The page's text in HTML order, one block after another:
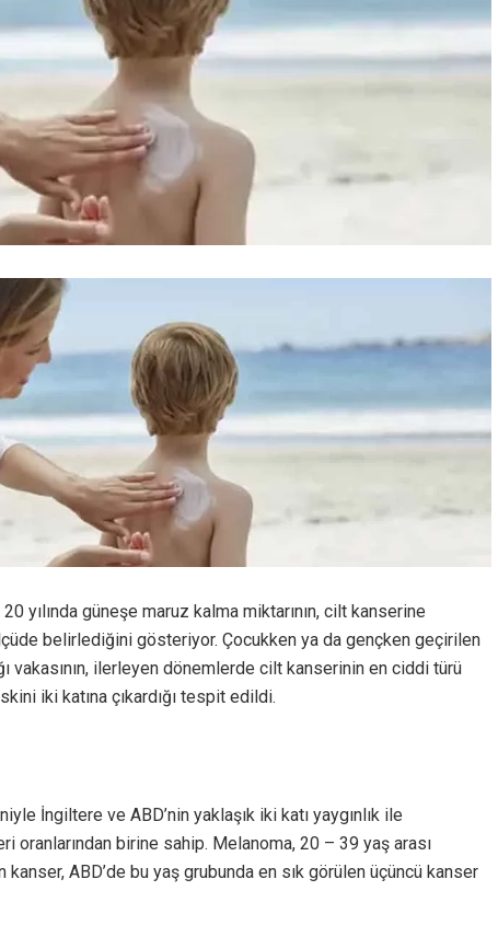
20 yılında güneşe maruz kalma miktarının, cilt kanserine
belirlediğini gösteriyor. Çocukken ya da gençken geçirilen
vakasının, ilerleyen dönemlerde cilt kanserinin en ciddi türü
iki katına çıkardığı tespit edildi.
İngiltere ve ABD’nin yaklaşık iki katı yaygınlık ile
oranlarından birine sahip. Melanoma, 20 – 39 yaş arası
kanser, ABD’de bu yaş grubunda en sık görülen üçüncü kanser